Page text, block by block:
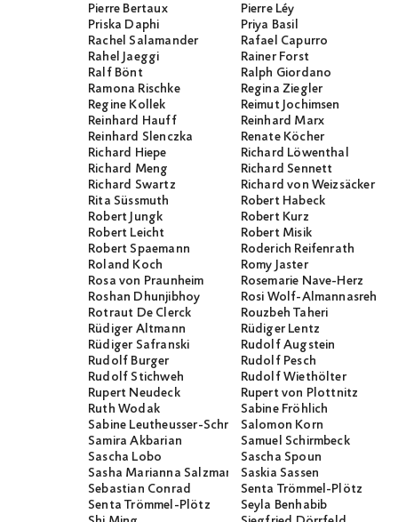
Pierre Bertaux
Pierre Léy
Priska Daphi
Priya Basil
Rachel Salamander
Rafael Capurro
Rahel Jaeggi
Rainer Forst
Ralf Bönt
Ralph Giordano
Ramona Rischke
Regina Ziegler
Regine Kollek
Reimut Jochimsen
Reinhard Hauff
Reinhard Marx
Reinhard Slenczka
Renate Köcher
Richard Hiepe
Richard Löwenthal
Richard Meng
Richard Sennett
Richard Swartz
Richard von Weizsäcker
Rita Süssmuth
Robert Habeck
Robert Jungk
Robert Kurz
Robert Leicht
Robert Misik
Robert Spaemann
Roderich Reifenrath
Roland Koch
Romy Jaster
Rosa von Praunheim
Rosemarie Nave-Herz
Roshan Dhunjibhoy
Rosi Wolf-Almannasreh
Rotraut De Clerck
Rouzbeh Taheri
Rüdiger Altmann
Rüdiger Lentz
Rüdiger Safranski
Rudolf Augstein
Rudolf Burger
Rudolf Pesch
Rudolf Stichweh
Rudolf Wiethölter
Rupert Neudeck
Rupert von Plottnitz
Ruth Wodak
Sabine Fröhlich
Sabine Leutheusser-Schnarrenberger
Salomon Korn
Samira Akbarian
Samuel Schirmbeck
Sascha Lobo
Sascha Spoun
Sasha Marianna Salzmann Saskia Sassen
Sebastian Conrad
Senta Trömmel-Plötz
Senta Trömmel-Plötz
Seyla Benhabib